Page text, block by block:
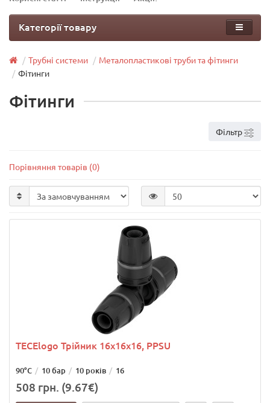
Категорії товару
Трубні системи
Металопластикові труби та фітинги
Фітинги
Фітинги
Фільтр
Порівняння товарів (0)
TECElogo Трійник 16х16х16, PPSU
90°C 10 бар 10 років 16
508 грн. (9.67€)